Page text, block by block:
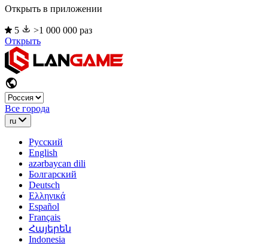
Открыть в приложении
5
>1 000 000 раз
Открыть
Все города
ru
Русский
English
azərbaycan dili
Болгарский
Deutsch
Ελληνικά
Español
Français
Հայերեն
Indonesia